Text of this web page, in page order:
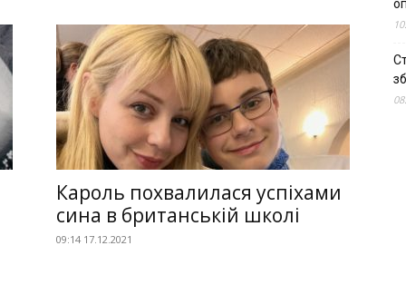
Кароль похвалилася успіхами
сина в британській школі
09:14 17.12.2021